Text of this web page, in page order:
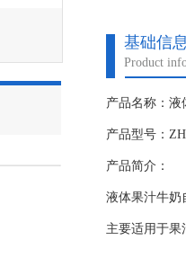
基础信
Product
产品名称：液
产品型号：ZH
产品简介：
液体果汁牛奶
主要适用于果